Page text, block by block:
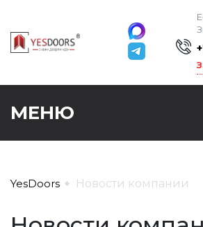
МЕНЮ
YesDoors Новости компании